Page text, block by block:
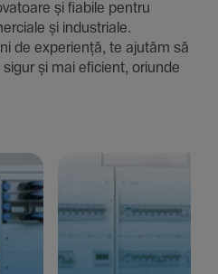
și fiabile pentru
și indus­triale.
expe­riență, te ajutăm să
și mai eficient, oriunde